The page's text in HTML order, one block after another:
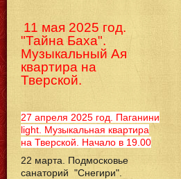
11 мая 2025 год.
"Тайна Баха".
Музыкальный Ая
квартира на
Тверской.
27 апреля 2025 год. Паганини
light. Музыкальная квартира
на Тверской. Начало в 19.00
22 марта. Подмосковье
санаторий "Снегири".